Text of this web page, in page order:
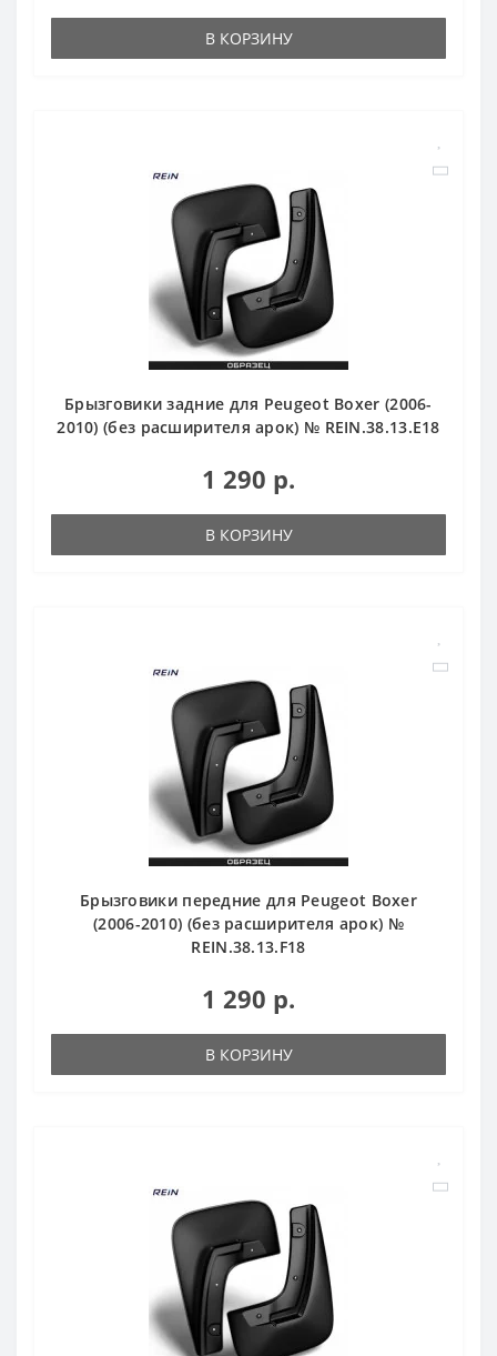
В КОРЗИНУ
Брызговики задние для Peugeot Boxer (2006-
2010) (без расширителя арок) № REIN.38.13.E18
1 290 р.
В КОРЗИНУ
Брызговики передние для Peugeot Boxer
(2006-2010) (без расширителя арок) №
REIN.38.13.F18
1 290 р.
В КОРЗИНУ